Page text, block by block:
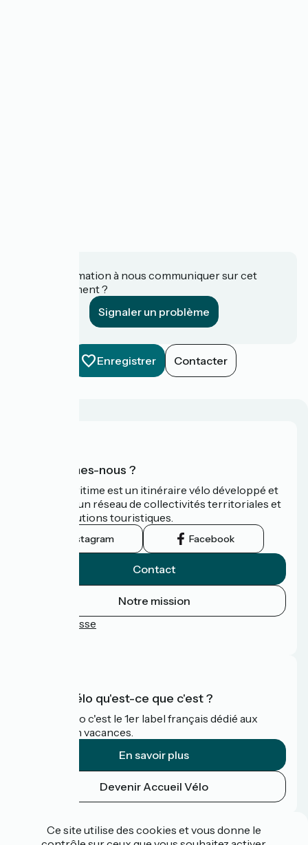
Une information à nous communiquer sur cet
établissement ?
Signaler un problème
Enregistrer Contacter
Qui sommes-nous ?
La Vélomaritime est un itinéraire vélo développé et
promu par un réseau de collectivités territoriales et
leurs institutions touristiques.
Instagram Facebook
Contact
Notre mission
Espace Presse
Accueil Vélo qu'est-ce que c'est ?
Accueil Vélo c'est le 1er label français dédié aux
cyclistes en vacances.
En savoir plus
Devenir Accueil Vélo
Ce site utilise des cookies et vous donne le